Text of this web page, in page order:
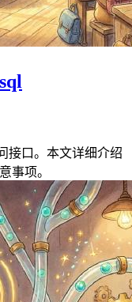
接口。本文详细介绍
事项。